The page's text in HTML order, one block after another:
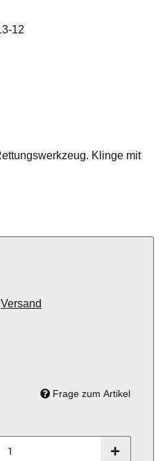
12
Klinge mit
Versand
Frage zum Artikel